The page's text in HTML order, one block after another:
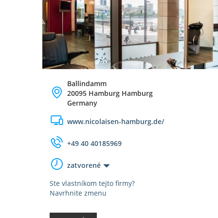
Ballindamm
20095 Hamburg Hamburg
Germany
www.nicolaisen-hamburg.de/
+49 40 40185969
zatvorené
Ste vlastníkom tejto firmy?
Navrhnite zmenu